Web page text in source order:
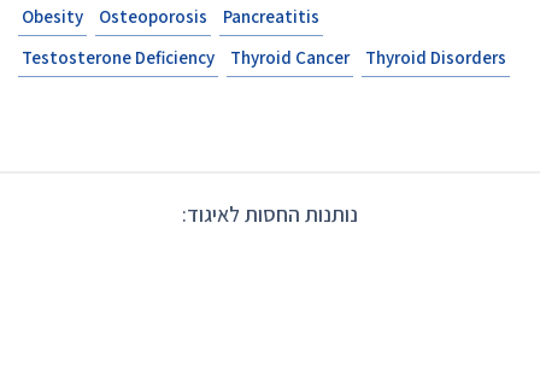
Obesity
Osteoporosis
Pancreatitis
Testosterone Deficiency
Thyroid Cancer Thyroid Disorders
נותנות החסות לאיגוד: